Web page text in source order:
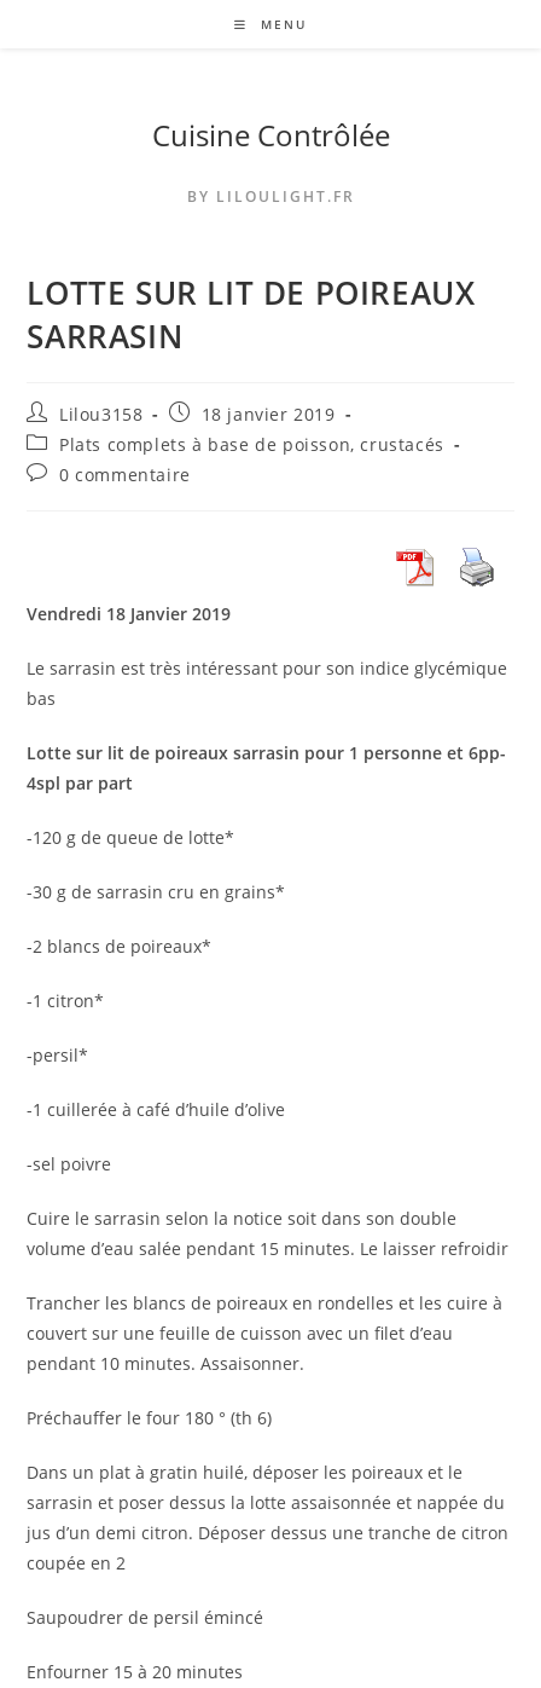
MENU
Cuisine Contrôlée
BY LILOULIGHT.FR
LOTTE SUR LIT DE POIREAUX
SARRASIN
Auteur/autrice
de
la
publication :
Lilou3158
Publication
publiée :
18 janvier 2019
Post
category:
Plats complets à base de poisson, crustacés
Commentaires
0 commentaire
Vendredi 18 Janvier 2019
Le sarrasin est très intéressant pour son indice glycémique
bas
Lotte sur lit de poireaux sarrasin pour 1 personne et 6pp-
4spl par part
-120 g de queue de lotte*
-30 g de sarrasin cru en grains*
-2 blancs de poireaux*
-1 citron*
-persil*
-1 cuillerée à café d’huile d’olive
-sel poivre
Cuire le sarrasin selon la notice soit dans son double
volume d’eau salée pendant 15 minutes. Le laisser refroidir
Trancher les blancs de poireaux en rondelles et les cuire à
couvert sur une feuille de cuisson avec un filet d’eau
pendant 10 minutes. Assaisonner.
Préchauffer le four 180 ° (th 6)
Dans un plat à gratin huilé, déposer les poireaux et le
sarrasin et poser dessus la lotte assaisonnée et nappée du
jus d’un demi citron. Déposer dessus une tranche de citron
coupée en 2
Saupoudrer de persil émincé
Enfourner 15 à 20 minutes